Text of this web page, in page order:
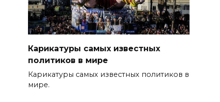
Карикатуры самых известных
политиков в мире
Карикатуры самых известных политиков в
мире.